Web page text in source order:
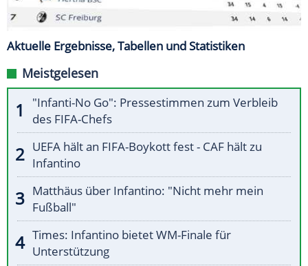
Aktuelle Ergebnisse, Tabellen und Statistiken
Meistgelesen
"Infanti-No Go": Pressestimmen zum Verbleib
des FIFA-Chefs
UEFA hält an FIFA-Boykott fest - CAF hält zu
Infantino
Matthäus über Infantino: "Nicht mehr mein
Fußball"
Times: Infantino bietet WM-Finale für
Unterstützung